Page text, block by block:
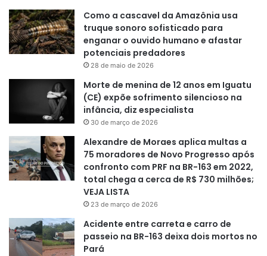
Como a cascavel da Amazônia usa
truque sonoro sofisticado para
enganar o ouvido humano e afastar
potenciais predadores
28 de maio de 2026
Morte de menina de 12 anos em Iguatu
(CE) expõe sofrimento silencioso na
infância, diz especialista
30 de março de 2026
Alexandre de Moraes aplica multas a
75 moradores de Novo Progresso após
confronto com PRF na BR-163 em 2022,
total chega a cerca de R$ 730 milhões;
VEJA LISTA
23 de março de 2026
Acidente entre carreta e carro de
passeio na BR-163 deixa dois mortos no
Pará